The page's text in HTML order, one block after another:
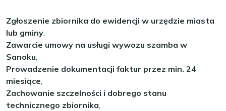
Zgłoszenie zbiornika do ewidencji w urzędzie miasta
lub gminy,
Zawarcie umowy na usługi wywozu szamba w
Sanoku,
Prowadzenie dokumentacji faktur przez min. 24
miesiące,
Zachowanie szczelności i dobrego stanu
technicznego zbiornika,